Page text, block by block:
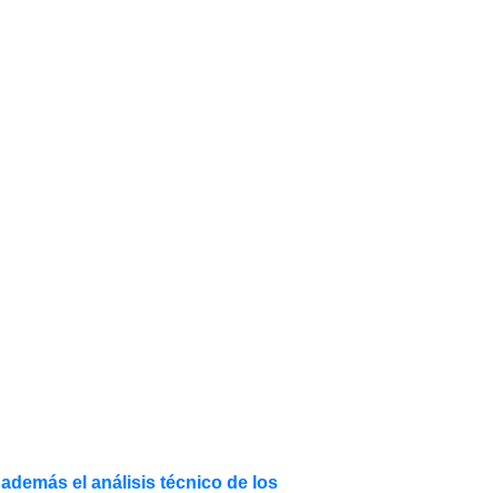
el análisis técnico de los